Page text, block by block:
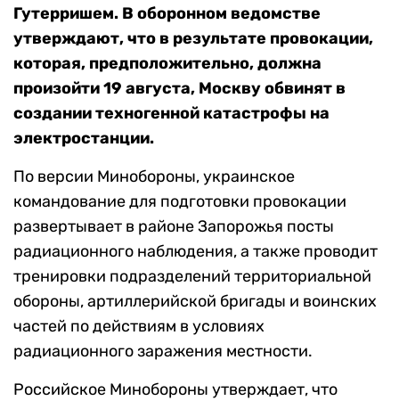
Гутерришем. В оборонном ведомстве
утверждают, что в результате провокации,
которая, предположительно, должна
произойти 19 августа, Москву обвинят в
создании техногенной катастрофы на
электростанции.
По версии Минобороны, украинское
командование для подготовки провокации
развертывает в районе Запорожья посты
радиационного наблюдения, а также проводит
тренировки подразделений территориальной
обороны, артиллерийской бригады и воинских
частей по действиям в условиях
радиационного заражения местности.
Российское Минобороны утверждает, что